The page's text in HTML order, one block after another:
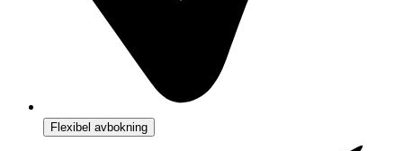
Flexibel avbokning